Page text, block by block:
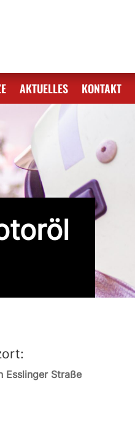
AKTUELLES KONTAKT
Esslinger Straße